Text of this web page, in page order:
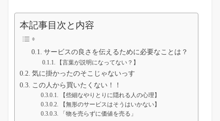
本記事目次と内容
サービスの良さを伝えるために必要なことは？
【言葉が説明になってない？】
気に掛かったのそこじゃないっす
この人から買いたくない！！
【些細なやりとりに隠れる人の心理】
【無形のサービスはそうはいかない】
「物を売らずに価値を売る」